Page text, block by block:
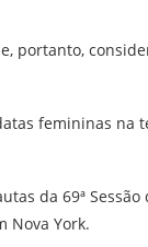
portanto,
femininas na
da 69ª Sessão
Nova York.